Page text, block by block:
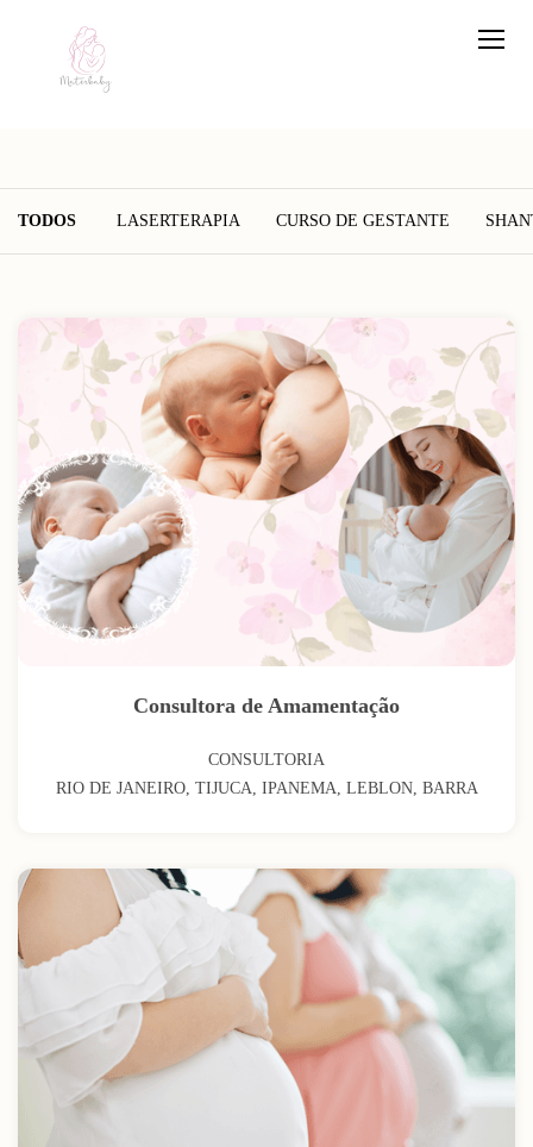
TODOS LASERTERAPIA CURSO DE GESTANTE
Consultora de Amamentação
CONSULTORIA
RIO DE JANEIRO, TIJUCA, IPANEMA, LEBLON, BARRA